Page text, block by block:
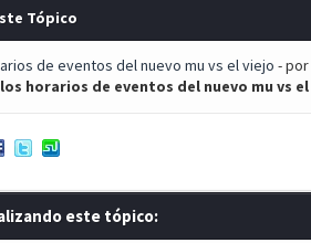
Tópico
de eventos del nuevo mu vs el viejo - por
los horarios de eventos del nuevo mu vs
este tópico: